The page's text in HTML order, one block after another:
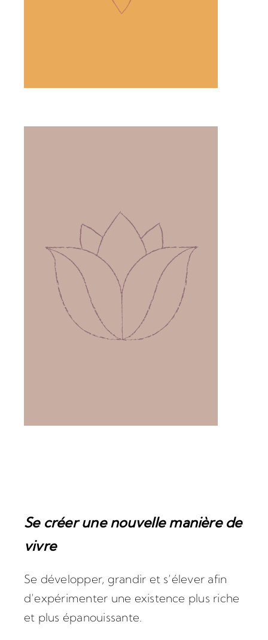
Se créer une nouvelle manière de
vivre
Se développer, grandir et s’élever afin
d’expérimenter une existence plus riche
et plus épanouissante.